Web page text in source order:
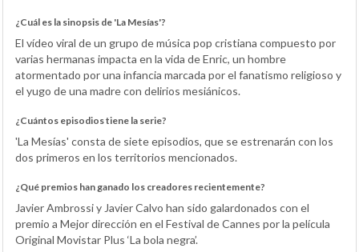
¿Cuál es la sinopsis de 'La Mesías'?
El vídeo viral de un grupo de música pop cristiana compuesto por
varias hermanas impacta en la vida de Enric, un hombre
atormentado por una infancia marcada por el fanatismo religioso y
el yugo de una madre con delirios mesiánicos.
¿Cuántos episodios tiene la serie?
'La Mesías' consta de siete episodios, que se estrenarán con los
dos primeros en los territorios mencionados.
¿Qué premios han ganado los creadores recientemente?
Javier Ambrossi y Javier Calvo han sido galardonados con el
premio a Mejor dirección en el Festival de Cannes por la película
Original Movistar Plus ‘La bola negra’.